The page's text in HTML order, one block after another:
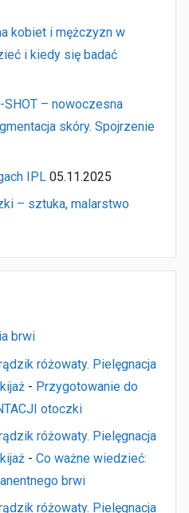
kobiet i mężczyzn w
i kiedy się badać
– nowoczesna
skóry. Spojrzenie
IPL 05.11.2025
– sztuka, malarstwo
brwi
różowaty. Pielęgnacja
- Przygotowanie do
otoczki
różowaty. Pielęgnacja
- Co ważne wiedzieć:
brwi
różowaty. Pielęgnacja